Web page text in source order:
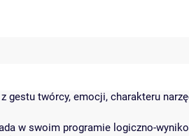
twórcy, emocji, charakteru
w swoim programie logiczno-